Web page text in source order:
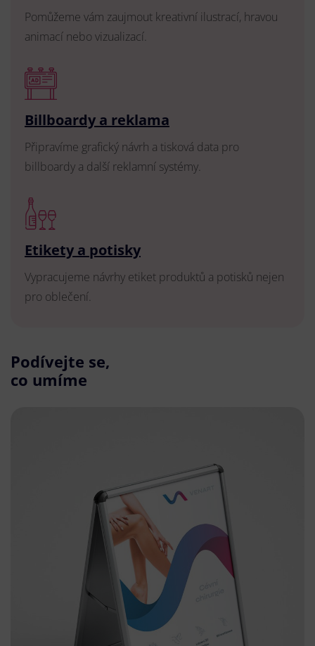
Pomůžeme vám zaujmout kreativní ilustrací, hravou
animací nebo vizualizací.
Billboardy a reklama
Připravíme grafický návrh a tisková data pro
billboardy a další reklamní systémy.
Etikety a potisky
Vypracujeme návrhy etiket produktů a potisků nejen
pro oblečení.
Podívejte se,
co umíme